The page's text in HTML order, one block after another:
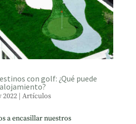
con golf: ¿Qué puede
2022| Artículos
a encasillar nuestros